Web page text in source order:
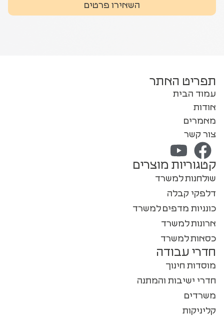
השאירו פרטים
תפריט האתר
עמוד הבית
אודות
מאמרים
צור קשר
קטגוריות מוצרים
שולחנות למשרד
דלפקי קבלה
כונניות מדפים למשרד
ארונות למשרד
כסאות למשרד
חדרי עבודה
מוסדות חינוך
חדרי ישיבות והמתנה
משרדים
קליניקות